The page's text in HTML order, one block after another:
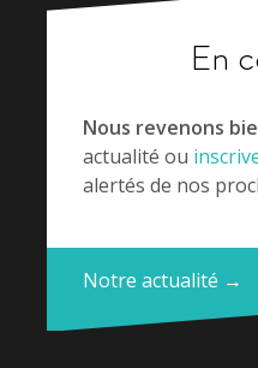
En
Nous revenons
actualité ou
alertés de nos
Notre actualité →